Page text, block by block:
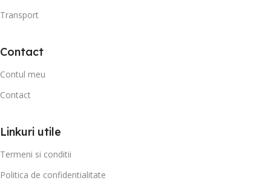
Transport
Contact
Contul meu
Contact
Linkuri utile
Termeni si conditii
Politica de confidentialitate